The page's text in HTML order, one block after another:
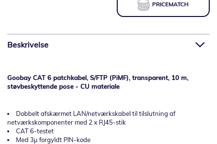
PRICEMATCH
Beskrivelse
Goobay CAT 6 patchkabel, S/FTP (PiMF), transparent, 10 m,
støvbeskyttende pose - CU materiale
Dobbelt afskærmet LAN/netværkskabel til tilslutning af
netværkskomponenter med 2 x RJ45-stik
CAT 6-testet
Med 3μ forgyldt PIN-kode